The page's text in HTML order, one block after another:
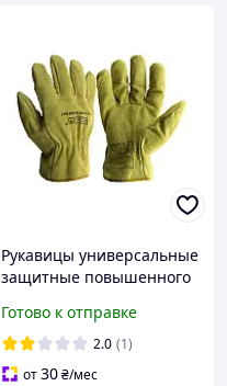
Рукавицы универсальные
защитные повышенного
износостойкости (США)
размер 9,5
Готово к отправке
2.0 (1)
от30₴/мес